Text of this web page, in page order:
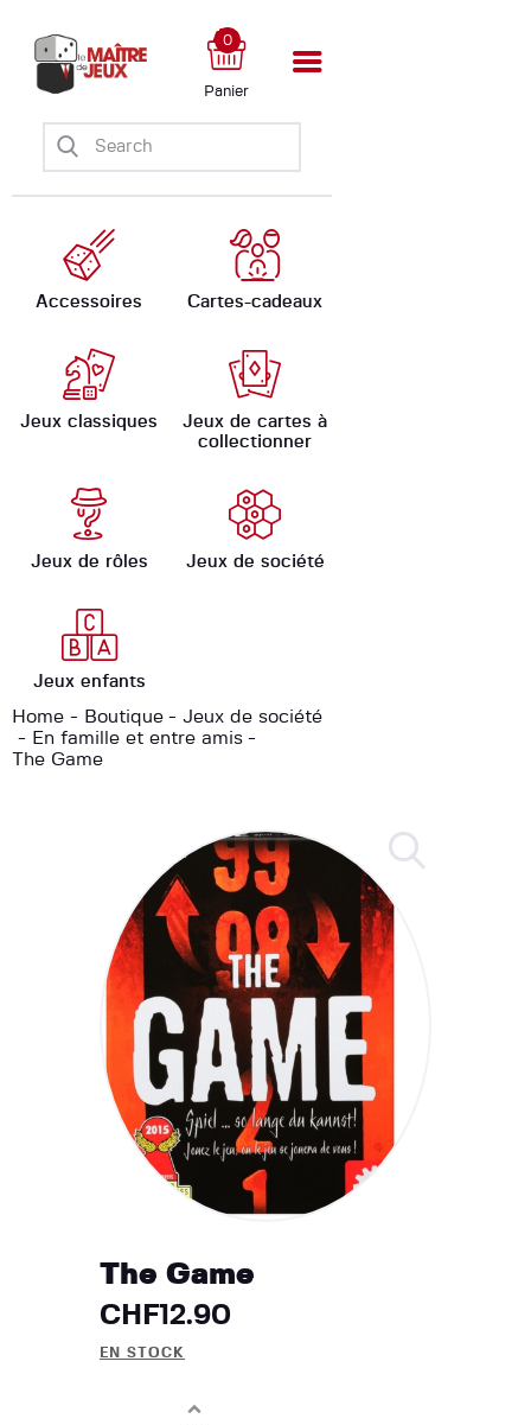
Panier
0
Accessoires Cartes-cadeaux
Jeux classiques
Jeux de cartes à
collectionner
Jeux de rôles Jeux de société
Jeux enfants
Home Boutique
Jeux de société
En famille et entre amis
The Game
Accueil
Boutique
Ateliers
Évènements
Ludomate
The Game
CHF12.90
EN STOCK